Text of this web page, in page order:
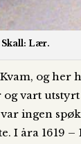
Skall: Lær.
og
vart
var ingen
åra 1619